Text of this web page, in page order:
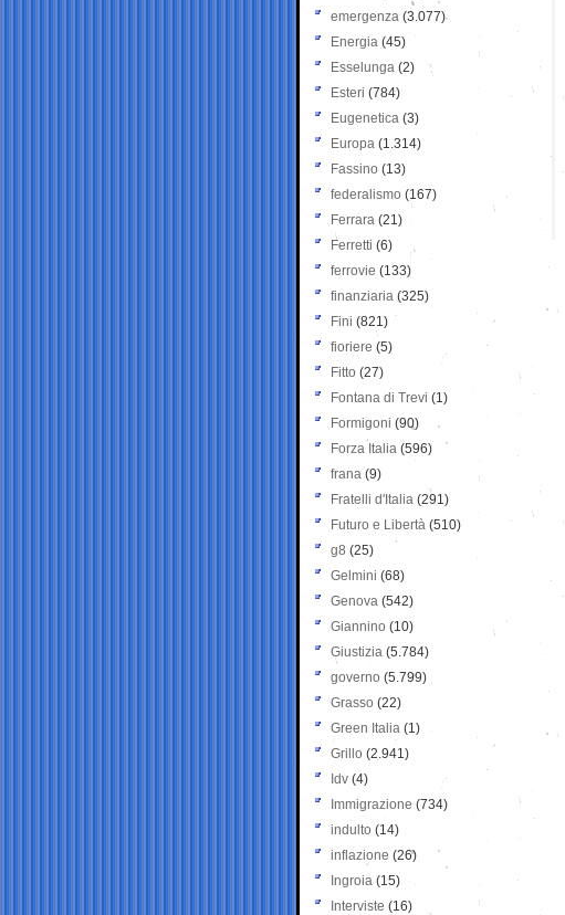
emergenza (3.077)
Energia (45)
Esselunga (2)
Esteri (784)
Eugenetica (3)
Europa (1.314)
Fassino (13)
federalismo (167)
Ferrara (21)
Ferretti (6)
ferrovie (133)
finanziaria (325)
Fini (821)
fioriere (5)
Fitto (27)
Fontana di Trevi (1)
Formigoni (90)
Forza Italia (596)
frana (9)
Fratelli d'Italia (291)
Futuro e Libertà (510)
g8 (25)
Gelmini (68)
Genova (542)
Giannino (10)
Giustizia (5.784)
governo (5.799)
Grasso (22)
Green Italia (1)
Grillo (2.941)
Idv (4)
Immigrazione (734)
indulto (14)
inflazione (26)
Ingroia (15)
Interviste (16)